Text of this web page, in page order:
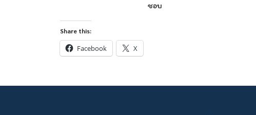
ชอบ
Share this:
Facebook X